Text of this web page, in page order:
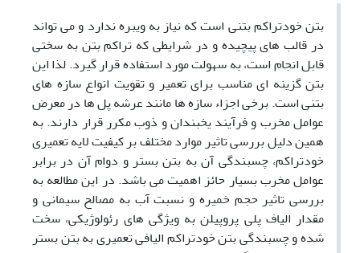
بتن خودتراکم بتنی است که نیاز به ویبره ندارد و می تواند
در قالب های پیچیده و در شرایطی که تراکم بتن به سختی
قابل انجام است، به سهولت مورد استفاده قرار گیرد. لذا این
بتن گزینه ای مناسب برای تعمیر و تقویت انواع سازه های
بتنی است. برخی اجزاء سازه ها مانند عرشه پل ها در معرض
عوامل مخرب و فرآیند یخبندان و ذوب مکرر قرار دارند. به
همین دلیل بررسی تاثیر موارد مختلف بر کیفیت لایه تعمیری
خودتراکم، چسبندگی آن به بتن بستر و دوام آن در برابر
عوامل مخرب بسیار حائز اهمیت می باشد. در این مطالعه به
بررسی تاثیر حجم خمیره و نسبت آب به مصالح سیمانی و
مقدار الیاف پلی پروپیلن به ویژگی های رئولوژیکی، سخت
شده و چسبندگی بتن خودتراکم الیافی تعمیری به بتن بستر